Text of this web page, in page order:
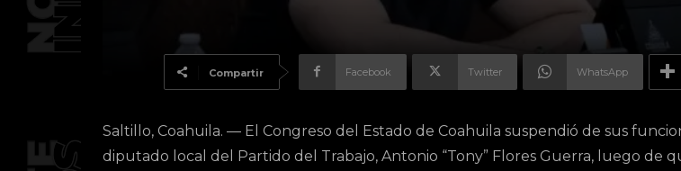
Compartir Facebook Twitter WhatsApp
Saltillo, Coahuila. — El Congreso del Estado de Coahuila suspendió de sus
diputado local del Partido del Trabajo, Antonio “Tony” Flores Guerra, luego de